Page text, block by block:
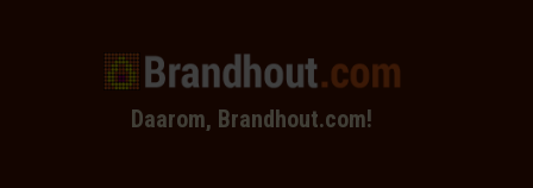
Daarom, Brandhout.com!